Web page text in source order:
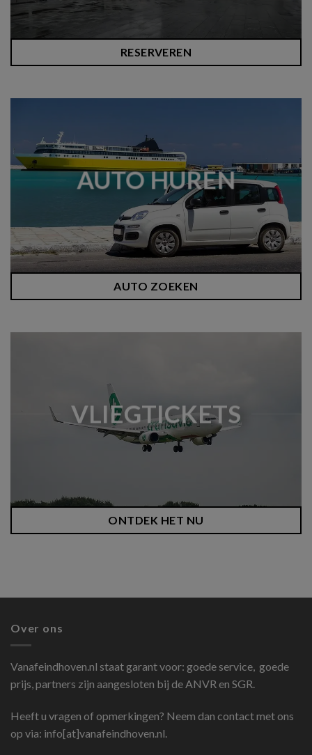
RESERVEREN
AUTO HUREN
AUTO ZOEKEN
VLIEGTICKETS
ONTDEK HET NU
Over ons
Vanafeindhoven.nl staat garant voor: goede service, goede
prijs, partners zijn aangesloten bij de ANVR en SGR.
Heeft u vragen of opmerkingen? Neem dan contact met ons
op via: info[at]vanafeindhoven.nl.